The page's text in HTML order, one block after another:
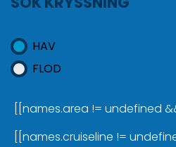
HAV
FLOD
[[names.area != undefined
[[names.cruiseline !=